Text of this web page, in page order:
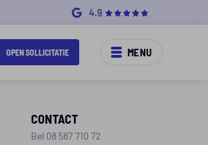
4.9
OPEN SOLLICITATIE MENU
CONTACT
Bel 08 587 710 72